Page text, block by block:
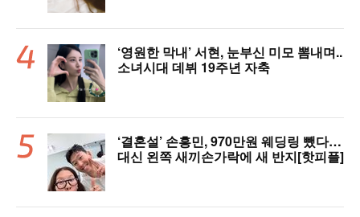
‘영원한 막내’ 서현, 눈부신 미모 뽐내며..
소녀시대 데뷔 19주년 자축
‘결혼설’ 손흥민, 970만원 웨딩링 뺐다…
대신 왼쪽 새끼손가락에 새 반지[핫피플]